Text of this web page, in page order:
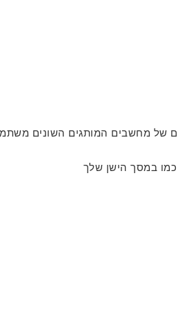
של מחשבים המותגים השונים
במסך הישן שלך